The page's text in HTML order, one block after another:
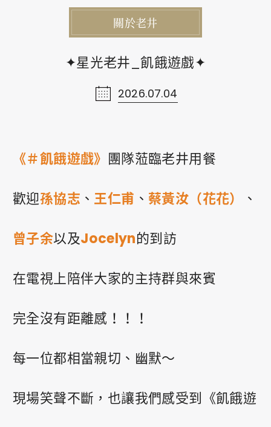
関連ブランド
線上購物
Contact Us
Sitemap
PRIVACY FACEBOOK INSTAGRAM
關於老井
✦星光老井_飢餓遊戲✦
2026.07.04
《＃飢餓遊戲》 團隊蒞臨老井用餐
歡迎孫協志 、 王仁甫 、 蔡黃汝（花花） 、
曾子余以及Jocelyn的到訪
在電視上陪伴大家的主持群與來賓
完全沒有距離感！！！
每一位都相當親切、幽默～
現場笑聲不斷，也讓我們感受到《飢餓遊